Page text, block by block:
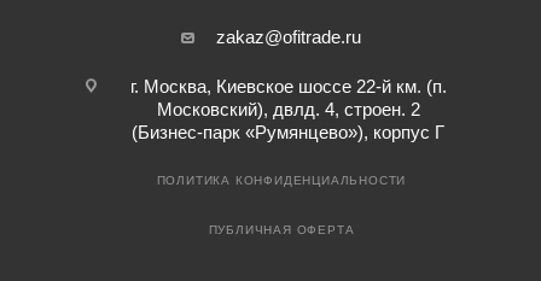
zakaz@ofitrade.ru
г. Москва, Киевское шоссе 22-й км. (п.
Московский), двлд. 4, строен. 2
(Бизнес-парк «Румянцево»), корпус Г
ПОЛИТИКА КОНФИДЕНЦИАЛЬНОСТИ
ПУБЛИЧНАЯ ОФЕРТА